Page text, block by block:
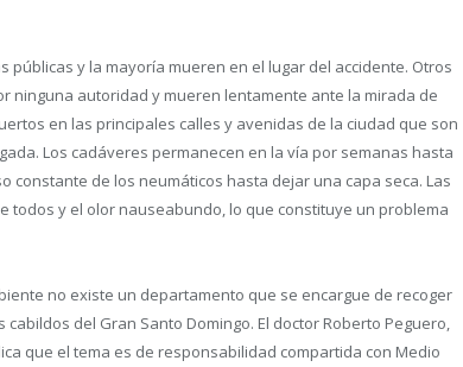
públicas y la mayoría mueren en el lugar del accidente. Otros
ninguna autoridad y mueren lentamente ante la mirada de
en las principales calles y avenidas de la ciudad que son
Los cadáveres permanecen en la vía por semanas hasta
constante de los neumáticos hasta dejar una capa seca. Las
todos y el olor nauseabundo, lo que constituye un problema
no existe un departamento que se encargue de recoger
del Gran Santo Domingo. El doctor Roberto Peguero,
que el tema es de responsabilidad compartida con Medio